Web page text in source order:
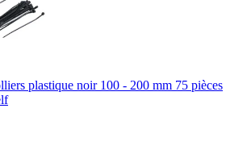
plastique noir 100 - 200 mm 75 pièces